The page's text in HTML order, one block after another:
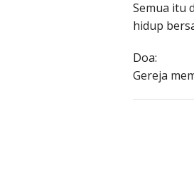
Semua itu
hidup
Doa:
Gereja